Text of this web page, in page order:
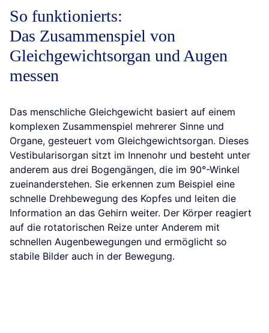
So funktionierts:
Das Zusammenspiel von
Gleichgewichtsorgan und Augen
messen
Das menschliche Gleichgewicht basiert auf einem
komplexen Zusammenspiel mehrerer Sinne und
Organe, gesteuert vom Gleichgewichtsorgan. Dieses
Vestibularisorgan sitzt im Innenohr und besteht unter
anderem aus drei Bogengängen, die im 90°-Winkel
zueinanderstehen. Sie erkennen zum Beispiel eine
schnelle Drehbewegung des Kopfes und leiten die
Information an das Gehirn weiter. Der Körper reagiert
auf die rotatorischen Reize unter Anderem mit
schnellen Augenbewegungen und ermöglicht so
stabile Bilder auch in der Bewegung.